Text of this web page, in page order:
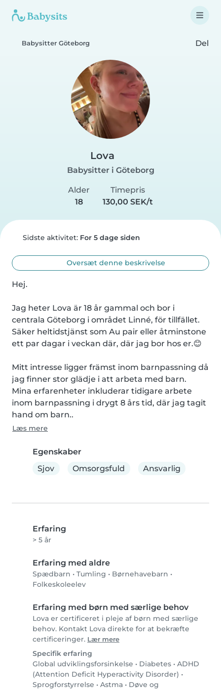
Babysitter Göteborg Del
Lova
Babysitter i Göteborg
Alder
18
Timepris
130,00 SEK/t
Sidste aktivitet: For 5 dage siden
Oversæt denne beskrivelse
Hej.
Jag heter Lova är 18 år gammal och bor i
centrala Göteborg i området Linné, för tillfället.
Säker heltidstjänst som Au pair eller åtminstone
ett par dagar i veckan där, där jag bor hos er.😊
Mitt intresse ligger främst inom barnpassning då
jag finner stor glädje i att arbeta med barn.
Mina erfarenheter inkluderar tidigare arbete
inom barnpassning i drygt 8 års tid, där jag tagit
hand om barn..
Læs mere
Egenskaber
Sjov
Omsorgsfuld Ansvarlig
Erfaring
> 5 år
Erfaring med aldre
Spædbarn • Tumling • Børnehavebarn •
Folkeskoleelev
Erfaring med børn med særlige behov
Lova er certificeret i pleje af børn med særlige
behov. Kontakt Lova direkte for at bekræfte
certificeringer. Lær mere
Specifik erfaring
Global udviklingsforsinkelse • Diabetes • ADHD
(Attention Deficit Hyperactivity Disorder) •
Sprogforstyrrelse • Astma • Døve og